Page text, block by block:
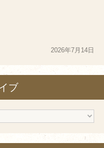
2026年7月14日
ブ